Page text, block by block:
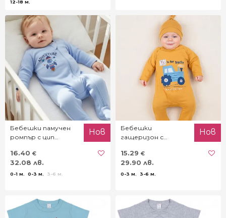
12-18 м.
Бебешки памучен
ромпър с цип
Нов
16.40 €
32.08 лв.
0-1 м. 0-3 м. 3-6 м.
Бебешки
гащеризон с
"Fun Farm"
Нов
15.29 €
29.90 лв.
0-3 м. 3-6 м.